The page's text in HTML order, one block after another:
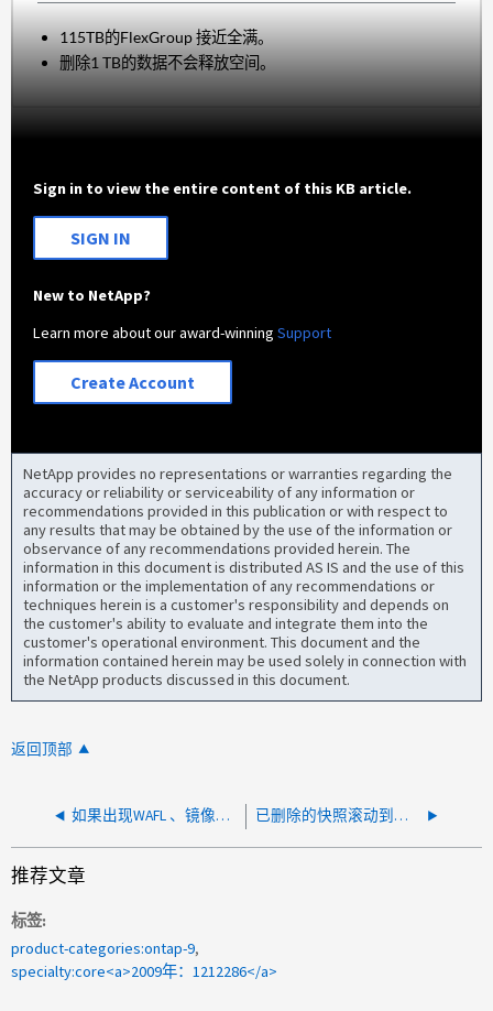
115TB的FlexGroup 接近全满。
删除1 TB的数据不会释放空间。
Sign in to view the entire content of this KB article.
SIGN IN
New to NetApp?
Learn more about our award-winningSupport
Create Account
NetApp provides no representations or warranties regarding the
accuracy or reliability or serviceability of any information or
recommendations provided in this publication or with respect to
any results that may be obtained by the use of the information or
observance of any recommendations provided herein. The
information in this document is distributed AS IS and the use of this
information or the implementation of any recommendations or
techniques herein is a customer's responsibility and depends on
the customer's ability to evaluate and integrate them into the
customer's operational environment. This document and the
information contained herein may be used solely in connection with
the NetApp products discussed in this document.
返回顶部
如果出现WAFL 、镜像。拒绝访问：错误" 已删除的快照滚动到较旧的快照
推荐文章
标签
product-categories:ontap-9
specialty:core<a>2009年：1212286</a>